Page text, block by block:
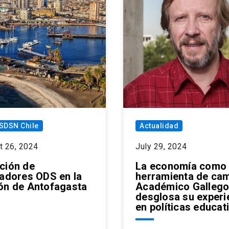
Chile
26, 2024
de
ODS en la
de Antofagasta
Actualidad
July 29, 2024
La economía como
herramienta de
Académico Gallego
desglosa su
en políticas